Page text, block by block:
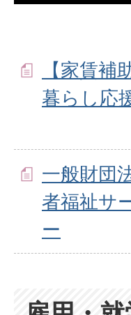
【家賃補
暮らし応
一般財団
者福祉サ
ー